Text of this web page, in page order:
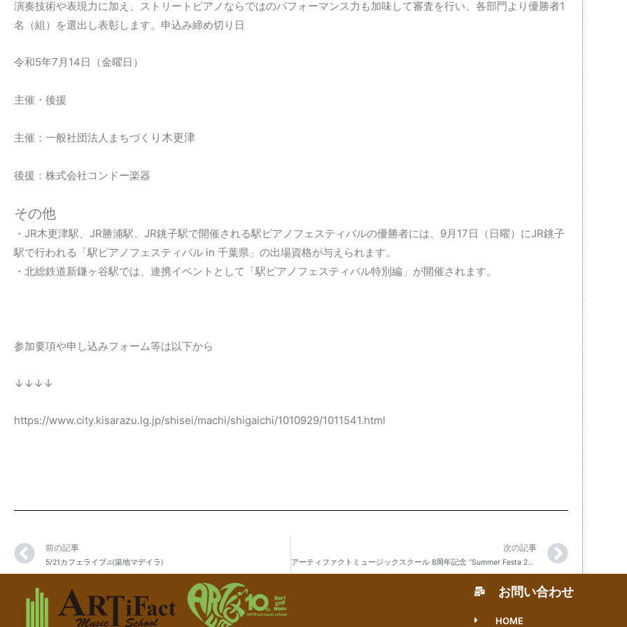
演奏技術や表現力に加え、ストリートピアノならではのパフォーマンス力も加味して審査を行い、各部門より優勝者1
名（組）を選出し表彰します。申込み締め切り日
令和5年7月14日（金曜日）
主催・後援
主催：一般社団法人まちづく り 木更津
後援：株式会社コンドー楽器
その他
・JR木更津駅、JR勝浦駅、JR銚子駅で開催される駅ピアノフェスティバルの優勝者には、9月17日（日曜）にJR銚子
駅で行われる「駅ピアノフェスティバル in 千葉県」の出場資格が与えられます。
・北総鉄道新鎌ヶ谷駅では、連携イベントとして「駅ピアノフェスティバル特別編」が開催されます。
参加要項や申し込みフォーム等は以下から
↓↓↓↓
https://www.city.kisarazu.lg.jp/shisei/machi/shigaichi/1010929/1011541.html
前の記事
5/21カフェライブ♫(築地マデイラ)
次の記事
アーティファクトミュージックスクール 8周年記念 “Summer Festa 2023”
お問い合わせ
HOME